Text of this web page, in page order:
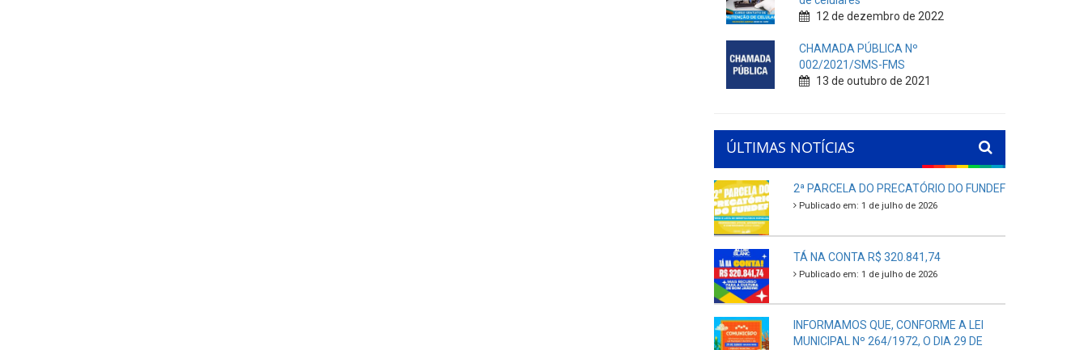
12 de dezembro de 2022
CHAMADA PÚBLICA Nº
002/2021/SMS-FMS
13 de outubro de 2021
ÚLTIMAS NOTÍCIAS
2ª PARCELA DO PRECATÓRIO DO FUNDEF
Publicado em: 1 de julho de 2026
TÁ NA CONTA R$ 320.841,74
Publicado em: 1 de julho de 2026
INFORMAMOS QUE, CONFORME A LEI
MUNICIPAL Nº 264/1972, O DIA 29 DE